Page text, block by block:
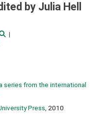
by Julia Hell
series from the international
Press, 2010